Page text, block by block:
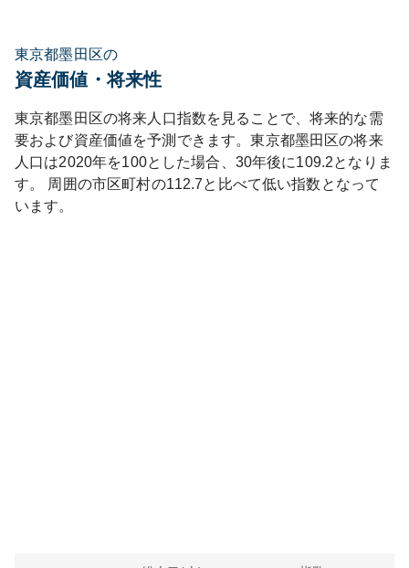
東京都墨田区の
資産価値・将来性
東京都墨田区の将来人口指数を見ることで、将来的な需
要および資産価値を予測できます。東京都墨田区の将来
人口は2020年を100とした場合、30年後に109.2となりま
す。
周囲の市区町村の112.7と比べて低い指数となって
います。